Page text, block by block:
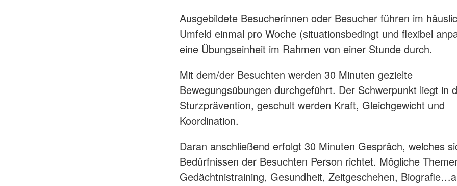
Ausgebildete Besucherinnen oder Besucher führen im
Umfeld einmal pro Woche (situationsbedingt und flexibel
eine Übungseinheit im Rahmen von einer Stunde durch.
Mit dem/der Besuchten werden 30 Minuten gezielte
Bewegungsübungen durchgeführt. Der Schwerpunkt liegt in
Sturzprävention, geschult werden Kraft, Gleichgewicht und
Koordination.
Daran anschließend erfolgt 30 Minuten Gespräch, welches
Bedürfnissen der Besuchten Person richtet. Mögliche
Gedächtnistraining, Gesundheit, Zeitgeschehen,